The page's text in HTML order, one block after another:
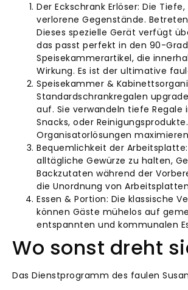
Der Eckschrank Erlöser: Die
verlorene Gegenstände.
Dieses spezielle Gerät verfügt
das passt perfekt in den 90-
Speisekammerartikel, die
Wirkung. Es ist der ultimative
Speisekammer &
Standardschrankregalen
auf. Sie verwandeln tiefe Regale
Snacks, oder
Organisatorlösungen
Bequemlichkeit der
alltägliche Gewürze zu halten,
Backzutaten während der
die Unordnung von
Essen & Portion: Die klassische
können Gäste mühelos auf
entspannten und kommunalen
Wo sonst dreht
Das Dienstprogramm des faulen